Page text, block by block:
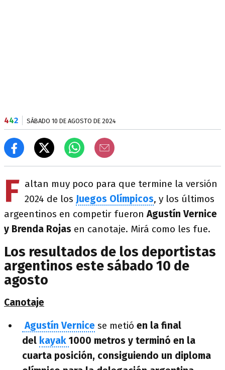
442 SÁBADO 10 DE AGOSTO DE 2024
F altan muy poco para que termine la versión
2024 de los Juegos Olímpicos, y los últimos
argeentinos en competir fueronAgustín Vernice
y Brenda Rojas en canotaje. Mirá como les fue.
Los resultados de los deportistas
argentinos este sábado 10 de
agosto
Canotaje
Agustín Vernice se metió en la final
del kayak 1000 metros y terminó en la
cuarta posición, consiguiendo un diploma